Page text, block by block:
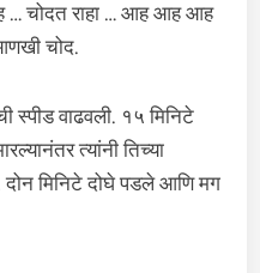
… चोदत राहा … आह आह आह
चोद.
स्पीड वाढवली. १५ मिनिटे
त्यांनी तिच्या
मिनिटे दोघे पडले आणि मग